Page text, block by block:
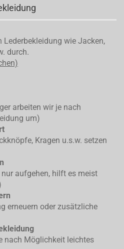
Lederbekleidung wie Jacken,
durch.
arbeiten wir je nach
um)
Kragen u.s.w. setzen
aufgehen, hilft es meist
erneuern oder zusätzliche
nach Möglichkeit leichtes